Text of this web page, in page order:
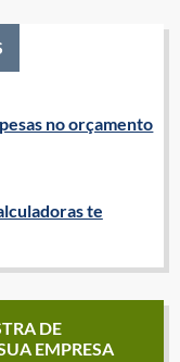
no orçamento
te
DE
EMPRESA